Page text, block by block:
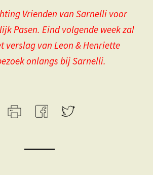
Vrienden van Sarnelli voor
Pasen. Eind volgende week zal
verslag van Leon & Henriette
onlangs bij Sarnelli.